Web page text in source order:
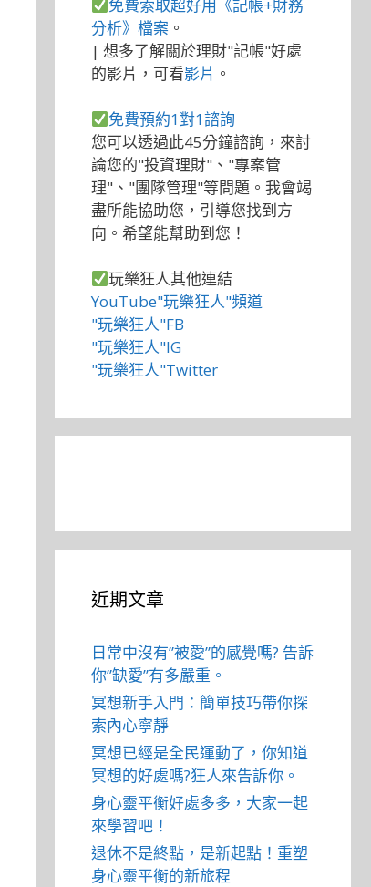
免費索取超好用《記帳+財務
分析》檔案 。
| 想多了解關於理財"記帳"好處
的影片，可看影片 。
免費預約1對1諮詢
您可以透過此45分鐘諮詢，來討
論您的"投資理財"、"專案管
理"、"團隊管理"等問題。我會竭
盡所能協助您，引導您找到方
向。希望能幫助到您！
玩樂狂人其他連結
YouTube"玩樂狂人"頻道
"玩樂狂人"FB
"玩樂狂人"IG
"玩樂狂人"Twitter
近期文章
日常中沒有”被愛”的感覺嗎? 告訴
你”缺愛”有多嚴重。
冥想新手入門：簡單技巧帶你探
索內心寧靜
冥想已經是全民運動了，你知道
冥想的好處嗎?狂人來告訴你。
身心靈平衡好處多多，大家一起
來學習吧！
退休不是終點，是新起點！重塑
身心靈平衡的新旅程